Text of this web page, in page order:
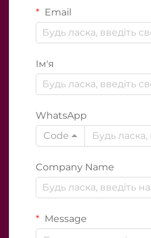
Email
Ім'я
WhatsApp
Code
Company Name
Message